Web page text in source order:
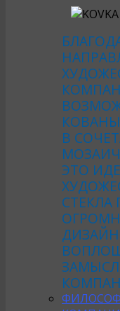
В
ЭТО
СТЕКЛА